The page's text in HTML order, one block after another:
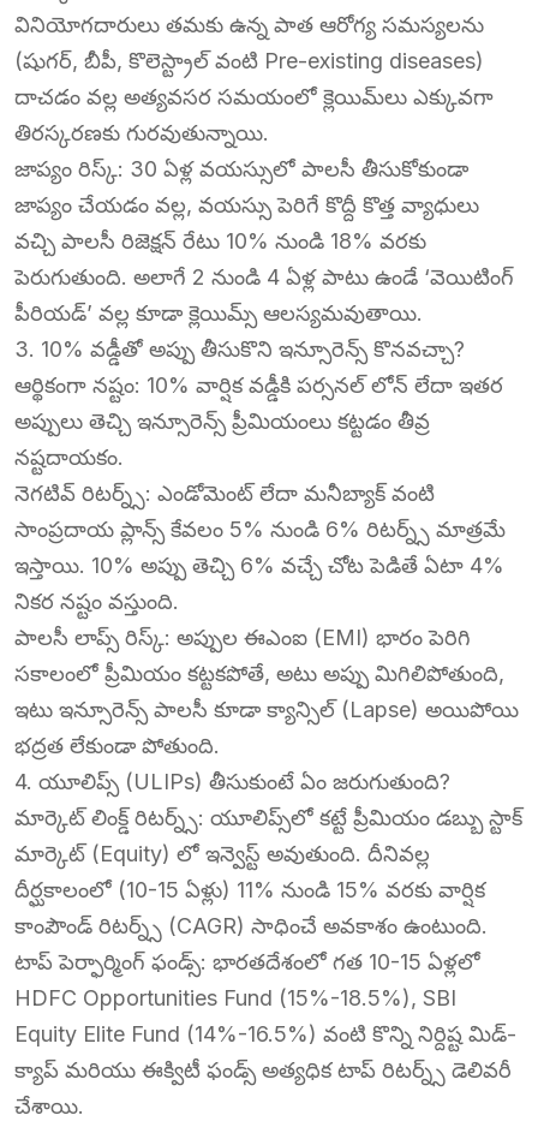
వినియోగదారులు తమకు ఉన్న పాత ఆరోగ్య సమస్యలను
(షుగర్, బీపీ, కొలెస్ట్రాల్ వంటి Pre-existing diseases)
దాచడం వల్ల అత్యవసర సమయంలో క్లెయిమ్‌లు ఎక్కువగా
తిరస్కరణకు గురవుతున్నాయి.
​జాప్యం రిస్క్: 30 ఏళ్ల వయస్సులో పాలసీ తీసుకోకుండా
జాప్యం చేయడం వల్ల, వయస్సు పెరిగే కొద్దీ కొత్త వ్యాధులు
వచ్చి పాలసీ రిజెక్షన్ రేటు 10% నుండి 18% వరకు
పెరుగుతుంది. అలాగే 2 నుండి 4 ఏళ్ల పాటు ఉండే ‘వెయిటింగ్
పీరియడ్’ వల్ల కూడా క్లెయిమ్స్ ఆలస్యమవుతాయి.
​3. 10% వడ్డీతో అప్పు తీసుకొని ఇన్సూరెన్స్ కొనవచ్చా?
​ఆర్థికంగా నష్టం: 10% వార్షిక వడ్డీకి పర్సనల్ లోన్ లేదా ఇతర
అప్పులు తెచ్చి ఇన్సూరెన్స్ ప్రీమియంలు కట్టడం తీవ్ర
నష్టదాయకం.
​నెగటివ్ రిటర్న్స్: ఎండోమెంట్ లేదా మనీబ్యాక్ వంటి
సాంప్రదాయ ప్లాన్స్ కేవలం 5% నుండి 6% రిటర్న్స్ మాత్రమే
ఇస్తాయి. 10% అప్పు తెచ్చి 6% వచ్చే చోట పెడితే ఏటా 4%
నికర నష్టం వస్తుంది.
​పాలసీ లాప్స్ రిస్క్: అప్పుల ఈఎంఐ (EMI) భారం పెరిగి
సకాలంలో ప్రీమియం కట్టకపోతే, అటు అప్పు మిగిలిపోతుంది,
ఇటు ఇన్సూరెన్స్ పాలసీ కూడా క్యాన్సిల్ (Lapse) అయిపోయి
భద్రత లేకుండా పోతుంది.
​4. యూలిప్స్ (ULIPs) తీసుకుంటే ఏం జరుగుతుంది?
​మార్కెట్ లింక్డ్ రిటర్న్స్: యూలిప్స్‌లో కట్టే ప్రీమియం డబ్బు స్టాక్
మార్కెట్ (Equity) లో ఇన్వెస్ట్ అవుతుంది. దీనివల్ల
దీర్ఘకాలంలో (10-15 ఏళ్లు) 11% నుండి 15% వరకు వార్షిక
కాంపౌండ్ రిటర్న్స్ (CAGR) సాధించే అవకాశం ఉంటుంది.
​టాప్ పెర్ఫార్మింగ్ ఫండ్స్: భారతదేశంలో గత 10-15 ఏళ్లలో
HDFC Opportunities Fund (15%-18.5%), SBI
Equity Elite Fund (14%-16.5%) వంటి కొన్ని నిర్దిష్ట మిడ్-
క్యాప్ మరియు ఈక్విటీ ఫండ్స్ అత్యధిక టాప్ రిటర్న్స్ డెలివరీ
చేశాయి.